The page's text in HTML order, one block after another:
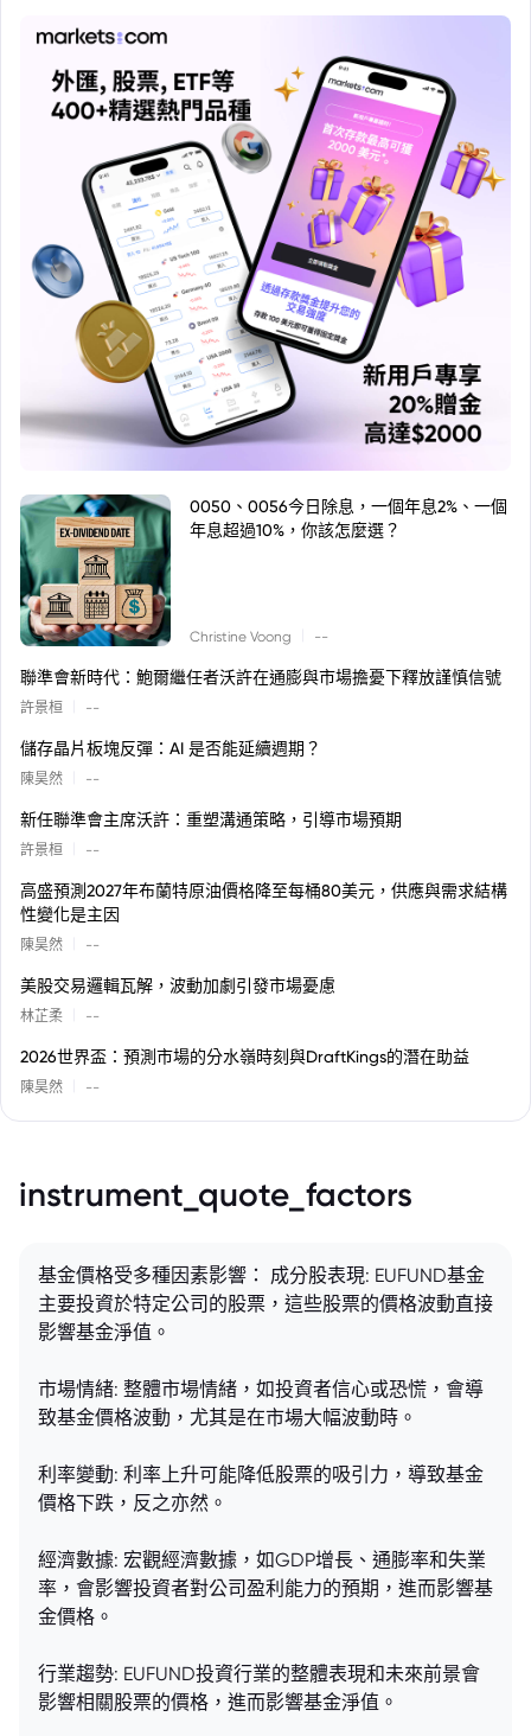
0050、0056今日除息，一個年息2%、一個
年息超過10%，你該怎麼選？
Christine Voong --
聯準會新時代：鮑爾繼任者沃許在通膨與市場擔憂下釋放謹慎信號
許景桓 --
儲存晶片板塊反彈：AI 是否能延續週期？
陳昊然 --
新任聯準會主席沃許：重塑溝通策略，引導市場預期
許景桓 --
高盛預測2027年布蘭特原油價格降至每桶80美元，供應與需求結構
性變化是主因
陳昊然 --
美股交易邏輯瓦解，波動加劇引發市場憂慮
林芷柔 --
2026世界盃：預測市場的分水嶺時刻與DraftKings的潛在助益
陳昊然 --
instrument_quote_factors
基金價格受多種因素影響： 成分股表現: EUFUND基金
主要投資於特定公司的股票，這些股票的價格波動直接
影響基金淨值。
市場情緒: 整體市場情緒，如投資者信心或恐慌，會導
致基金價格波動，尤其是在市場大幅波動時。
利率變動: 利率上升可能降低股票的吸引力，導致基金
價格下跌，反之亦然。
經濟數據: 宏觀經濟數據，如GDP增長、通膨率和失業
率，會影響投資者對公司盈利能力的預期，進而影響基
金價格。
行業趨勢: EUFUND投資行業的整體表現和未來前景會
影響相關股票的價格，進而影響基金淨值。